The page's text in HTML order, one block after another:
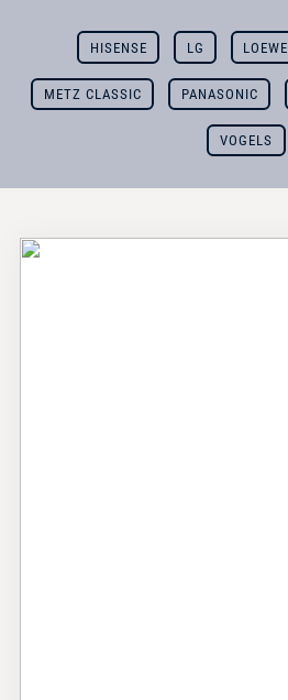
HISENSE LG LOEWE
METZ CLASSIC PANASONIC
VOGELS